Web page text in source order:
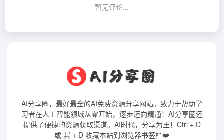
暂无评论...
AI分享圈，最好最全的AI免费资源分享网站。致力于帮助学
习者在人工智能领域从零开始，逐步迈向精通！AI分享圈还
提供了便捷的资源获取渠道。AI时代，分享为王！Ctrl + D
或 ⌘ + D 收藏本站到浏览器书签栏❤️